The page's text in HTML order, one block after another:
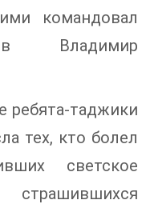
командовал
Владимир
ребята-таджики
тех, кто болел
светское